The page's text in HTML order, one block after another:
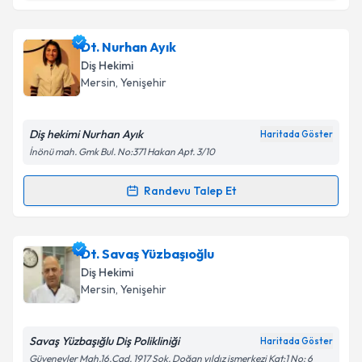
Dt. Nükhet Paydakiçin randevu takvimi talebi
oluşturun. Size bu uzmandan randevu almanız için bir
takvim hazırlandığında e-posta ile bilgilendireceğiz.
Kişisel verilerimin işlenmesine ilişkin
Metni'ni okudum ve kişisel verilerimin belirtilen
Takvim Talebini Gönder
Dt. Nurhan Ayık
Diş Hekimi
Mersin, Yenişehir
Diş hekimi Nurhan Ayık Haritada Göster
İnönü mah. Gmk Bul. No:371 Hakan Apt. 3/10
Randevu Talep Et
Randevu Takvimi Talebi
Dt. Nurhan Ayıkiçin randevu takvimi talebi oluşturun.
Size bu uzmandan randevu almanız için bir takvim
hazırlandığında e-posta ile bilgilendireceğiz.
Dt. Savaş Yüzbaşıoğlu
Diş Hekimi
Mersin, Yenişehir
Savaş Yüzbaşığlu Diş Polikliniği Haritada Göster
Güvenevler Mah.16.Cad. 1917 Sok. Doğan yıldız işmerkezi Kat:1 No: 6